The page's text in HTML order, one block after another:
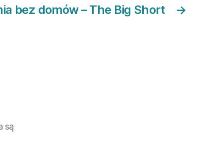
→
bez domów – The Big Short
są